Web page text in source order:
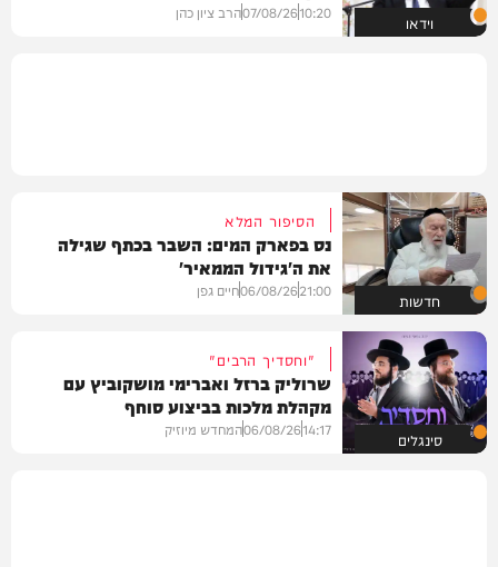
וידאו 10:20
07/08/26הרב ציון כהן
חדשות
הסיפור המלא
נס בפארק המים: השבר בכתף שגילה
את ה'גידול הממאיר'
21:00
06/08/26חיים גפן
סינגלים
"וחסדיך הרבים"
שרוליק ברזל ואברימי מושקוביץ עם
מקהלת מלכות בביצוע סוחף
14:17
06/08/26המחדש מיוזיק